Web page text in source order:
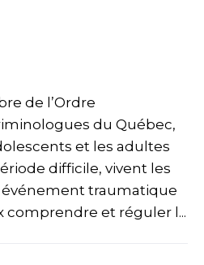
de l’Ordre
du Québec,
et les adultes
difficile, vivent les
événement traumatique
et réguler l...